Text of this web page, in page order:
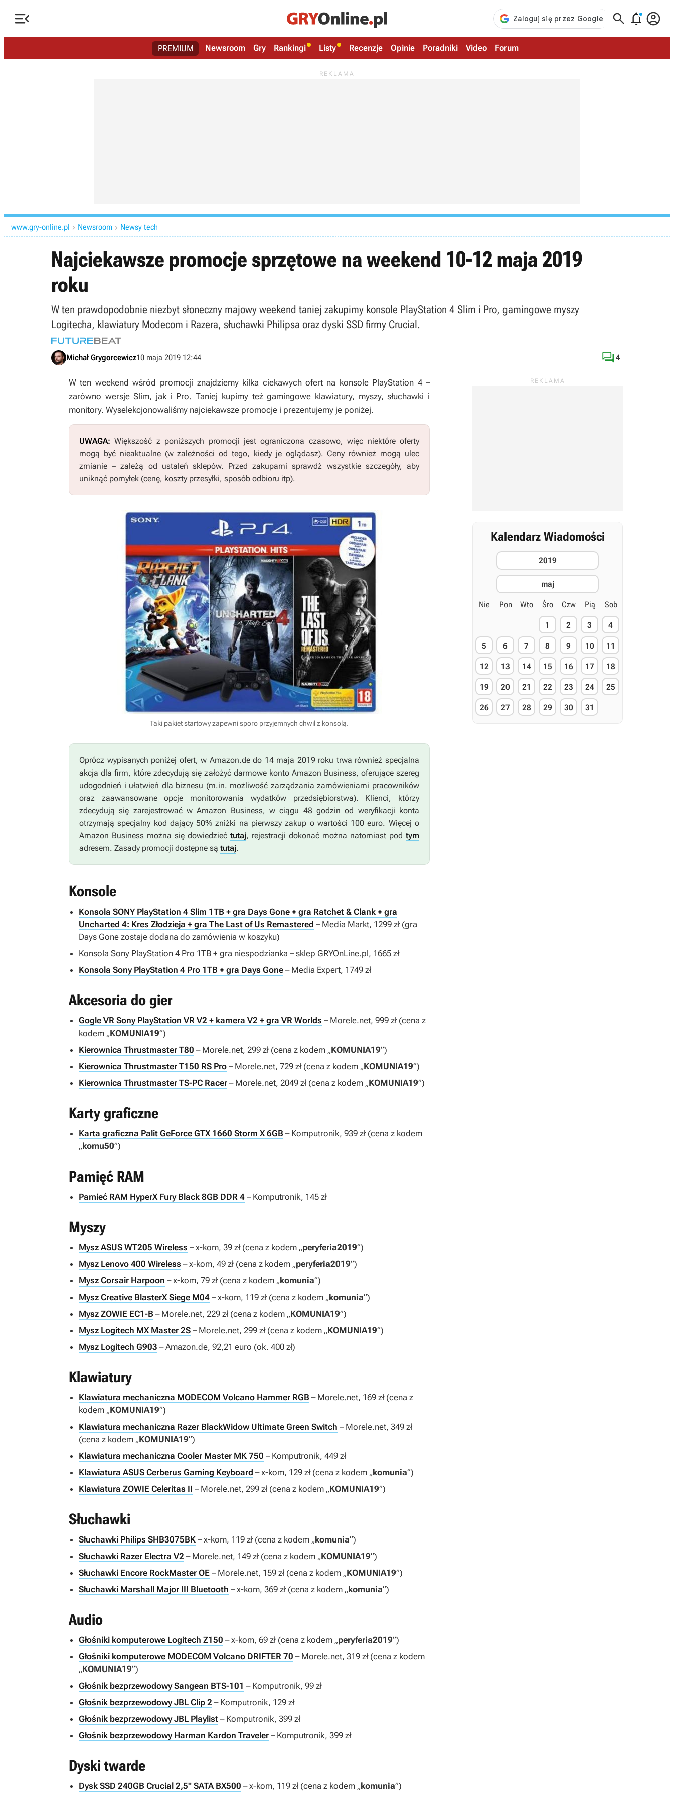
   
PREMIUM Newsroom Gry Rankingi Listy Recenzje Opinie Poradniki Video Forum
www.gry-online.pl  Newsroom  Newsy tech
Najciekawsze promocje sprzętowe na weekend 10-12 maja 2019
roku
W ten prawdopodobnie niezbyt słoneczny majowy weekend taniej zakupimy konsole PlayStation 4 Slim i Pro, gamingowe myszy
Logitecha, klawiatury Modecom i Razera, słuchawki Philipsa oraz dyski SSD firmy Crucial.
Michał Grygorcewicz10 maja 2019 12:44 4
W ten weekend wśród promocji znajdziemy kilka ciekawych ofert na konsole PlayStation 4 –
zarówno wersje Slim, jak i Pro. Taniej kupimy też gamingowe klawiatury, myszy, słuchawki i
monitory. Wyselekcjonowaliśmy najciekawsze promocje i prezentujemy je poniżej.
UWAGA:Większość z poniższych promocji jest ograniczona czasowo, więc niektóre oferty
mogą być nieaktualne (w zależności od tego, kiedy je oglądasz). Ceny również mogą ulec
zmianie – zależą od ustaleń sklepów. Przed zakupami sprawdź wszystkie szczegóły, aby
uniknąć pomyłek (cenę, koszty przesyłki, sposób odbioru itp).
Taki pakiet startowy zapewni sporo przyjemnych chwil z konsolą.
Oprócz wypisanych poniżej ofert, w Amazon.de do 14 maja 2019 roku trwa również specjalna
akcja dla firm, które zdecydują się założyć darmowe konto Amazon Business, oferujące szereg
udogodnień i ułatwień dla biznesu (m.in. możliwość zarządzania zamówieniami pracowników
oraz zaawansowane opcje monitorowania wydatków przedsiębiorstwa). Klienci, którzy
zdecydują się zarejestrować w Amazon Business, w ciągu 48 godzin od weryfikacji konta
otrzymają specjalny kod dający 50% zniżki na pierwszy zakup o wartości 100 euro. Więcej o
Amazon Business można się dowiedzieć tutaj, rejestracji dokonać można natomiast pod tym
adresem. Zasady promocji dostępne są tutaj.
Konsole
Konsola SONY PlayStation 4 Slim 1TB + gra Days Gone + gra Ratchet & Clank + gra
Uncharted 4: Kres Złodzieja + gra The Last of Us Remastered – Media Markt, 1299 zł (gra
Days Gone zostaje dodana do zamówienia w koszyku)
Konsola Sony PlayStation 4 Pro 1TB + gra niespodzianka – sklep GRYOnLine.pl, 1665 zł
Konsola Sony PlayStation 4 Pro 1TB + gra Days Gone – Media Expert, 1749 zł
Akcesoria do gier
Gogle VR Sony PlayStation VR V2 + kamera V2 + gra VR Worlds – Morele.net, 999 zł (cena z
kodem „KOMUNIA19”)
Kierownica Thrustmaster T80 – Morele.net, 299 zł (cena z kodem „KOMUNIA19”)
Kierownica Thrustmaster T150 RS Pro – Morele.net, 729 zł (cena z kodem „KOMUNIA19”)
Kierownica Thrustmaster TS-PC Racer – Morele.net, 2049 zł (cena z kodem „KOMUNIA19”)
Karty graficzne
Karta graficzna Palit GeForce GTX 1660 Storm X 6GB – Komputronik, 939 zł (cena z kodem
„komu50”)
Pamięć RAM
Pamieć RAM HyperX Fury Black 8GB DDR 4 – Komputronik, 145 zł
Myszy
Mysz ASUS WT205 Wireless – x-kom, 39 zł (cena z kodem „peryferia2019”)
Mysz Lenovo 400 Wireless – x-kom, 49 zł (cena z kodem „peryferia2019”)
Mysz Corsair Harpoon – x-kom, 79 zł (cena z kodem „komunia”)
Mysz Creative BlasterX Siege M04 – x-kom, 119 zł (cena z kodem „komunia”)
Mysz ZOWIE EC1-B – Morele.net, 229 zł (cena z kodem „KOMUNIA19”)
Mysz Logitech MX Master 2S – Morele.net, 299 zł (cena z kodem „KOMUNIA19”)
Mysz Logitech G903 – Amazon.de, 92,21 euro (ok. 400 zł)
Klawiatury
Klawiatura mechaniczna MODECOM Volcano Hammer RGB – Morele.net, 169 zł (cena z
kodem „KOMUNIA19”)
Klawiatura mechaniczna Razer BlackWidow Ultimate Green Switch – Morele.net, 349 zł
(cena z kodem „KOMUNIA19”)
Klawiatura mechaniczna Cooler Master MK 750 – Komputronik, 449 zł
Klawiatura ASUS Cerberus Gaming Keyboard – x-kom, 129 zł (cena z kodem „komunia”)
Klawiatura ZOWIE Celeritas II – Morele.net, 299 zł (cena z kodem „KOMUNIA19”)
Słuchawki
Słuchawki Philips SHB3075BK – x-kom, 119 zł (cena z kodem „komunia”)
Słuchawki Razer Electra V2 – Morele.net, 149 zł (cena z kodem „KOMUNIA19”)
Słuchawki Encore RockMaster OE – Morele.net, 159 zł (cena z kodem „KOMUNIA19”)
Słuchawki Marshall Major III Bluetooth – x-kom, 369 zł (cena z kodem „komunia”)
Audio
Głośniki komputerowe Logitech Z150 – x-kom, 69 zł (cena z kodem „peryferia2019”)
Głośniki komputerowe MODECOM Volcano DRIFTER 70 – Morele.net, 319 zł (cena z kodem
„KOMUNIA19”)
Głośnik bezprzewodowy Sangean BTS-101 – Komputronik, 99 zł
Głośnik bezprzewodowy JBL Clip 2 – Komputronik, 129 zł
Głośnik bezprzewodowy JBL Playlist – Komputronik, 399 zł
Głośnik bezprzewodowy Harman Kardon Traveler – Komputronik, 399 zł
Dyski twarde
Dysk SSD 240GB Crucial 2,5" SATA BX500 – x-kom, 119 zł (cena z kodem „komunia”)
Kalendarz Wiadomości
2019
maj
Nie Pon Wto Śro Czw Pią Sob
1 2 3 4
5 6 7 8 9 10 11
12 13 14 15 16 17 18
19 20 21 22 23 24 25
26 27 28 29 30 31